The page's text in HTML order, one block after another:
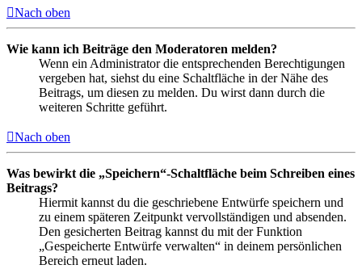
Nach oben
Wie kann ich Beiträge den Moderatoren melden?
Wenn ein Administrator die entsprechenden Berechtigungen
vergeben hat, siehst du eine Schaltfläche in der Nähe des
Beitrags, um diesen zu melden. Du wirst dann durch die
weiteren Schritte geführt.
Nach oben
Was bewirkt die „Speichern“-Schaltfläche beim Schreiben eines
Beitrags?
Hiermit kannst du die geschriebene Entwürfe speichern und
zu einem späteren Zeitpunkt vervollständigen und absenden.
Den gesicherten Beitrag kannst du mit der Funktion
„Gespeicherte Entwürfe verwalten“ in deinem persönlichen
Bereich erneut laden.